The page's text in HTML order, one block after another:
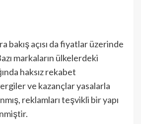
bakış açısı da fiyatlar üzerinde
markaların ülkelerdeki
haksız rekabet
ve kazançlar yasalarla
reklamları teşvikli bir yapı